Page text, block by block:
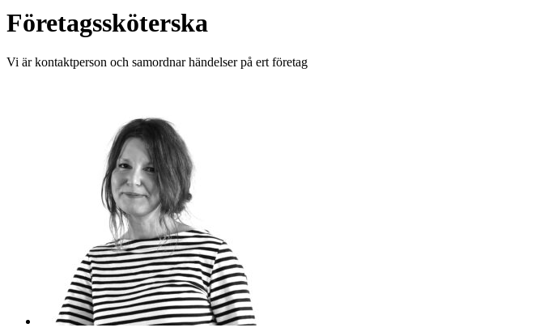
Företagssköterska
Vi är kontaktperson och samordnar händelser på ert företag